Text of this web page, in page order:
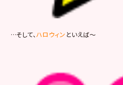
…そして、ハロウィン といえば～